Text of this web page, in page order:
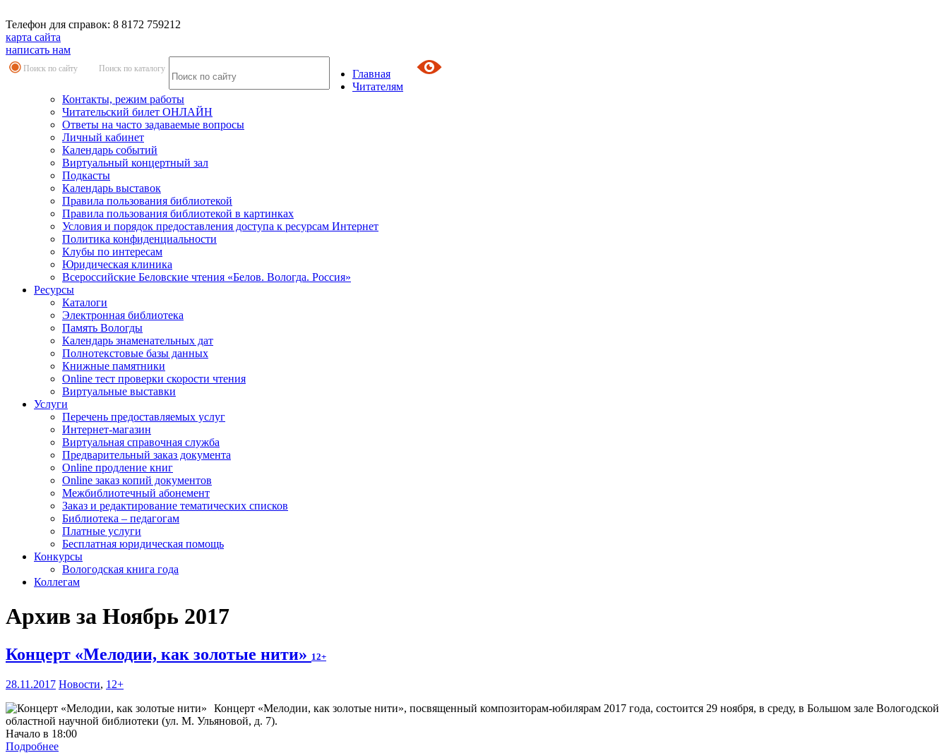
Телефон для справок: 8 8172 759212
карта сайта
написать нам
Поиск по сайту Поиск по каталогу
Главная
Читателям
Контакты, режим работы
Читательский билет ОНЛАЙН
Ответы на часто задаваемые вопросы
Личный кабинет
Календарь событий
Виртуальный концертный зал
Подкасты
Календарь выставок
Правила пользования библиотекой
Правила пользования библиотекой в картинках
Условия и порядок предоставления доступа к ресурсам Интернет
Политика конфиденциальности
Клубы по интересам
Юридическая клиника
Всероссийские Беловские чтения «Белов. Вологда. Россия»
Ресурсы
Каталоги
Электронная библиотека
Память Вологды
Календарь знаменательных дат
Полнотекстовые базы данных
Книжные памятники
Online тест проверки скорости чтения
Виртуальные выставки
Услуги
Перечень предоставляемых услуг
Интернет-магазин
Виртуальная справочная служба
Предварительный заказ документа
Online продление книг
Online заказ копий документов
Межбиблиотечный абонемент
Заказ и редактирование тематических списков
Библиотека – педагогам
Платные услуги
Бесплатная юридическая помощь
Конкурсы
Вологодская книга года
Коллегам
Архив за Ноябрь 2017
Концерт «Мелодии, как золотые нити» 12+
28.11.2017 Новости, 12+
Концерт «Мелодии, как золотые нити», посвященный композиторам-юбилярам 2017 года, состоится 29 ноября, в среду, в Большом зале Вологодской
областной научной библиотеки (ул. М. Ульяновой, д. 7).
Начало в 18:00
Подробнее